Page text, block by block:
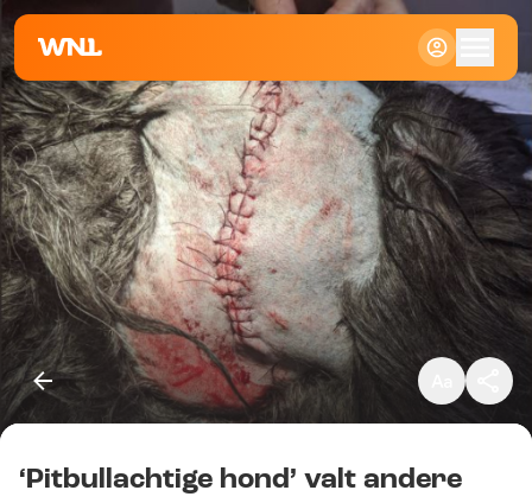
Klein
Standaard
Groot
Kopieer link
‘Pitbullachtige hond’ valt andere